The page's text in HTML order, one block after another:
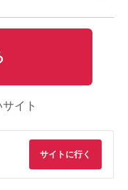
イト
サイトに行く